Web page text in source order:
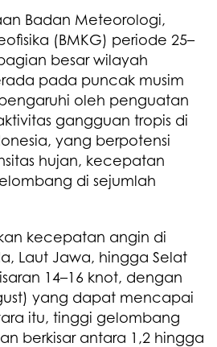
Badan Meteorologi,
(BMKG) periode 25–
besar wilayah
pada puncak musim
oleh penguatan
gangguan tropis di
yang berpotensi
hujan, kecepatan
di sejumlah
kecepatan angin di
Laut Jawa, hingga Selat
14–16 knot, dengan
yang dapat mencapai
itu, tinggi gelombang
berkisar antara 1,2 hingga